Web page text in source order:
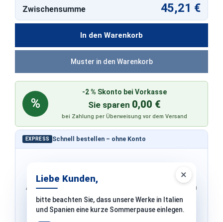
×
Liebe Kunden,
bitte beachten Sie, dass unsere Werke in Italien
und Spanien eine kurze Sommerpause einlegen.
In den Warenkorb
EXPRESS Schnell bestellen – ohne Konto
Adresse & Versand werden von PayPal übernommen
Zwischensumme 45,21 €
%
-2 % Skonto bei Vorkasse
Sie sparen 0,00 €
bei Zahlung per Überweisung vor dem Versand
Muster in den Warenkorb